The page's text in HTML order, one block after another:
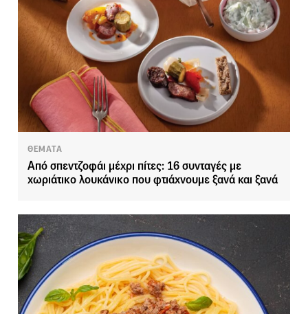
ΘΕΜΑΤΑ
Από σπεντζοφάι μέχρι πίτες: 16 συνταγές με
χωριάτικο λουκάνικο που φτιάχνουμε ξανά και ξανά